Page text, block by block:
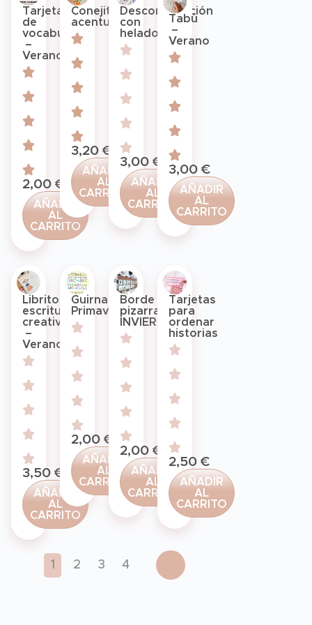
Tarjetas
de
vocabulario
–
Verano
2,00 €
AÑADIR
AL
CARRITO
Conejitos
acentuación
3,20 €
AÑADIR
AL
CARRITO
Descomposición
con
helados
3,00 €
AÑADIR
AL
CARRITO
Tabú
–
Verano
3,00 €
AÑADIR
AL
CARRITO
Librito
escritura
creativa
–
Verano
3,50 €
AÑADIR
AL
CARRITO
Guirnalda
Primavera
2,00 €
AÑADIR
AL
CARRITO
Borde
pizarra
INVIERNO
2,00 €
AÑADIR
AL
CARRITO
Tarjetas
para
ordenar
historias
2,50 €
AÑADIR
AL
CARRITO
1 2 3 4